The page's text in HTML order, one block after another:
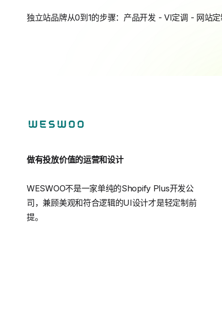
独立站品牌从0到1的步骤：产品开发 - VI定调 - 网站
做有投放价值的运营和设计
WESWOO不是一家单纯的Shopify Plus开发公
司，兼顾美观和符合逻辑的UI设计才是轻定制前
提。